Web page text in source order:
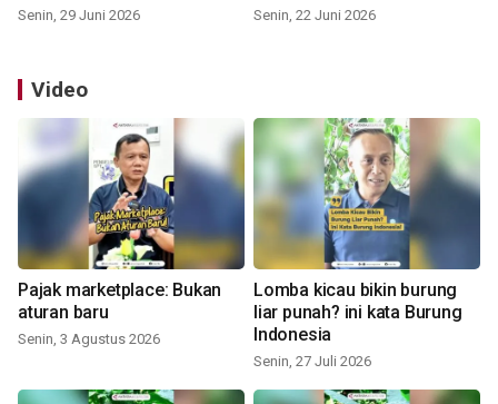
Senin, 29 Juni 2026 Senin, 22 Juni 2026
Video
Pajak marketplace: Bukan
aturan baru
Senin, 3 Agustus 2026
Lomba kicau bikin burung
liar punah? ini kata Burung
Indonesia
Senin, 27 Juli 2026